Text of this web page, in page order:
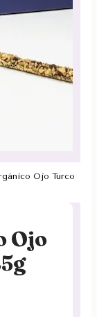
Ojo Turco
Ojo